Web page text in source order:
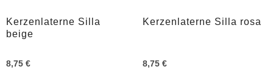
Kerzenlaterne Silla
beige
8,75 €
Kerzenlaterne Silla rosa
8,75 €